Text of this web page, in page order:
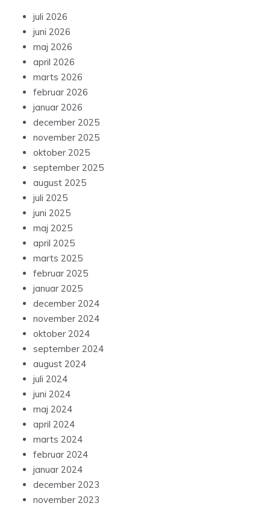
juli 2026
juni 2026
maj 2026
april 2026
marts 2026
februar 2026
januar 2026
december 2025
november 2025
oktober 2025
september 2025
august 2025
juli 2025
juni 2025
maj 2025
april 2025
marts 2025
februar 2025
januar 2025
december 2024
november 2024
oktober 2024
september 2024
august 2024
juli 2024
juni 2024
maj 2024
april 2024
marts 2024
februar 2024
januar 2024
december 2023
november 2023